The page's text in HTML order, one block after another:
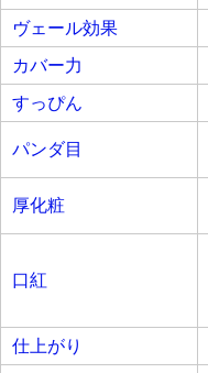
ヴェール効果
カバー力
すっぴん
パンダ目
厚化粧
口紅
仕上がり